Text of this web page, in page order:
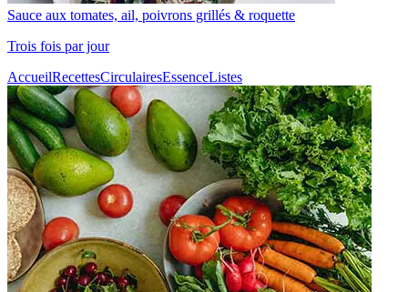
Sauce aux tomates, ail, poivrons grillés & roquette
Trois fois par jour
AccueilRecettesCirculairesEssenceListes